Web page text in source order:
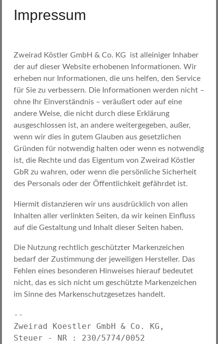
Impressum
Zweirad Köstler GmbH & Co. KG ist alleiniger Inhaber
der auf dieser Website erhobenen Informationen. Wir
erheben nur Informationen, die uns helfen, den Service
für Sie zu verbessern. Die Informationen werden nicht –
ohne Ihr Einverständnis – veräußert oder auf eine
andere Weise, die nicht durch diese Erklärung
ausgeschlossen ist, an andere weitergegeben, außer,
wenn wir dies in gutem Glauben aus gesetzlichen
Gründen für notwendig halten oder wenn es notwendig
ist, die Rechte und das Eigentum von Zweirad Köstler
GbR zu wahren, oder wenn die persönliche Sicherheit
des Personals oder der Öffentlichkeit gefährdet ist.
Hiermit distanzieren wir uns ausdrücklich von allen
Inhalten aller verlinkten Seiten, da wir keinen Einfluss
auf die Gestaltung und Inhalt dieser Seiten haben.
Die Nutzung rechtlich geschützter Markenzeichen
bedarf der Zustimmung der jeweiligen Hersteller. Das
Fehlen eines besonderen Hinweises hierauf bedeutet
nicht, das es sich nicht um geschützte Markenzeichen
im Sinne des Markenschutzgesetzes handelt.
--
Zweirad Koestler GmbH & Co. KG,
Steuer - NR : 230/5774/0052